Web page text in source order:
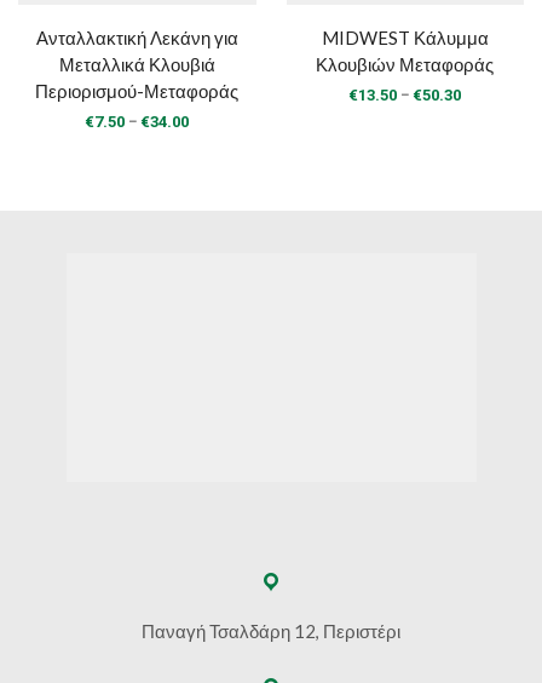
Ανταλλακτική Λεκάνη για
Μεταλλικά Κλουβιά
Περιορισμού-Μεταφοράς
€7.50 – €34.00Price
MIDWEST Κάλυμμα
Κλουβιών Μεταφοράς
€13.50 – €50.30Price
Παναγή Τσαλδάρη 12, Περιστέρι